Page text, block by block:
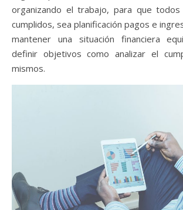
organizando el trabajo, para que
cumplidos, sea planificación pagos e
mantener una situación financiera
definir objetivos como analizar el
mismos.